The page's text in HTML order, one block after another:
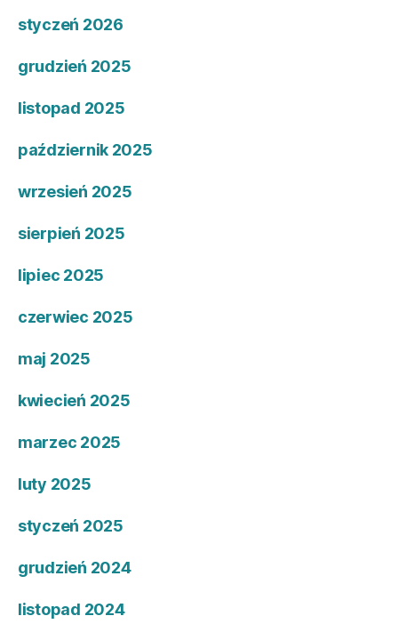
styczeń 2026
grudzień 2025
listopad 2025
październik 2025
wrzesień 2025
sierpień 2025
lipiec 2025
czerwiec 2025
maj 2025
kwiecień 2025
marzec 2025
luty 2025
styczeń 2025
grudzień 2024
listopad 2024